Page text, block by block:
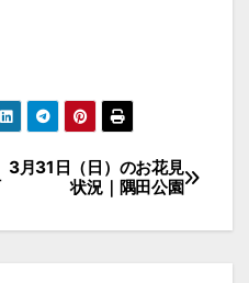
3月31日（日）のお花見
状況｜隅田公園